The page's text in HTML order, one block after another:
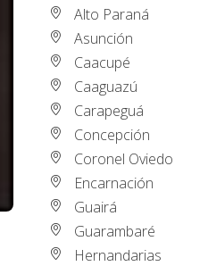
Alto Paraná
Asunción
Caacupé
Caaguazú
Carapeguá
Concepción
Coronel Oviedo
Encarnación
Guairá
Guarambaré
Hernandarias